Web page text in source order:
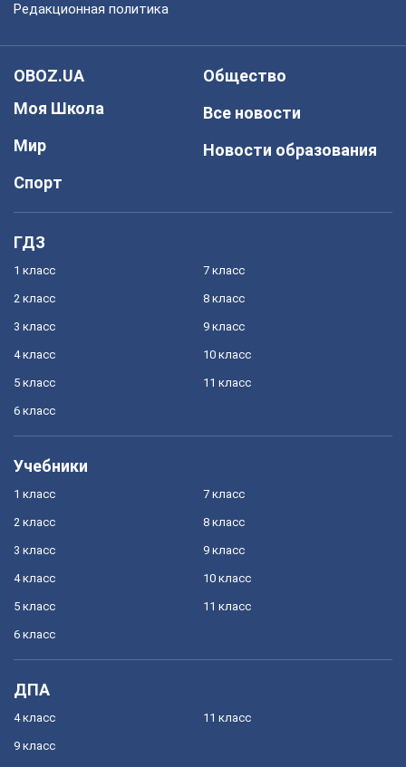
Редакционная политика
OBOZ.UA
Моя Школа
Мир
Спорт
Общество
Все новости
Новости образования
ГДЗ
1 класс
2 класс
3 класс
4 класс
5 класс
6 класс
7 класс
8 класс
9 класс
10 класс
11 класс
Учебники
1 класс
2 класс
3 класс
4 класс
5 класс
6 класс
7 класс
8 класс
9 класс
10 класс
11 класс
ДПА
4 класс
9 класс
11 класс